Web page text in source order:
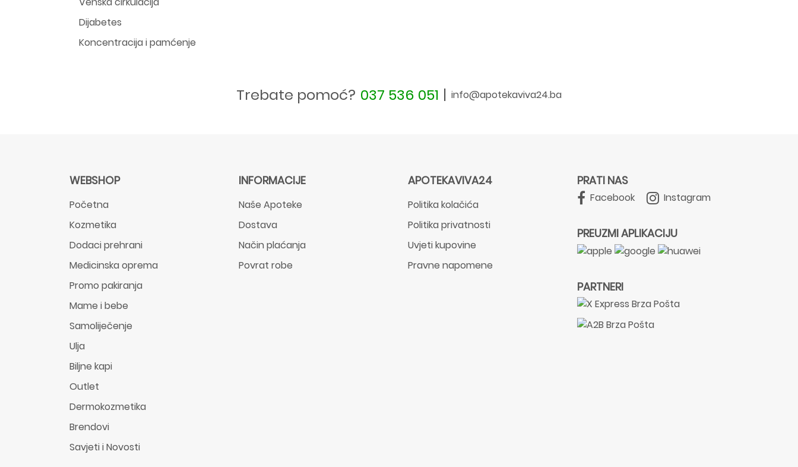
Dijabetes
Koncentracija i pamćenje
Trebate pomoć? 037 536 051 | info@apotekaviva24.ba
WEBSHOP
Početna
Kozmetika
Dodaci prehrani
Medicinska oprema
Promo pakiranja
Mame i bebe
Samoliječenje
Ulja
Biljne kapi
Outlet
Dermokozmetika
Brendovi
Savjeti i Novosti
INFORMACIJE
Naše Apoteke
Dostava
Način plaćanja
Povrat robe
APOTEKAVIVA24
Politika kolačića
Politika privatnosti
Uvjeti kupovine
Pravne napomene
PRATI NAS
Facebook Instagram
PREUZMI APLIKACIJU
PARTNERI